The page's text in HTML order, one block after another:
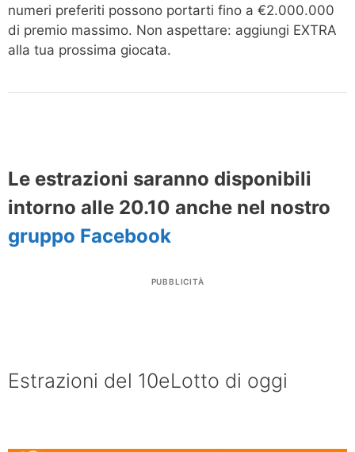
numeri preferiti possono portarti fino a €2.000.000
di premio massimo. Non aspettare: aggiungi EXTRA
alla tua prossima giocata.
Le estrazioni saranno disponibili
intorno alle 20.10 anche nel nostro
gruppo Facebook
PUBBLICITÀ
Estrazioni del 10eLotto di oggi